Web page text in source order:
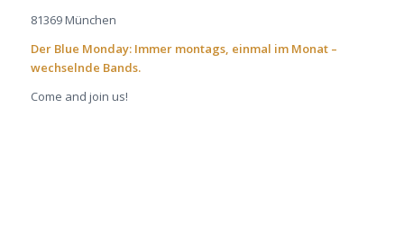
81369 München
Der Blue Monday: Immer montags, einmal im Monat –
wechselnde Bands.
Come and join us!